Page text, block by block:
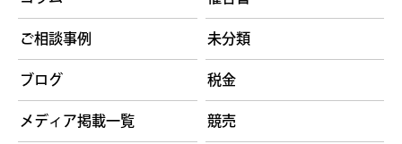
ご相談事例
ブログ
メディア掲載一覧
未分類
税金
競売